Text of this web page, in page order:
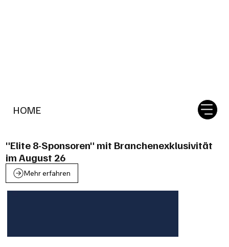
HOME
"Elite 8-Sponsoren" mit Branchenexklusivität
im August 26
Mehr erfahren